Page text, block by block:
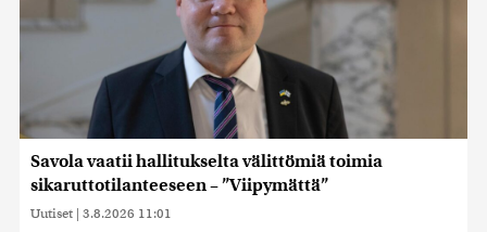
Savola vaatii hallitukselta välittömiä toimia
sikaruttotilanteeseen – ”Viipymättä”
Uutiset | 3.8.2026 11:01